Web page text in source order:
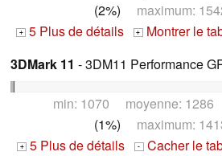
(2%) maximum:
+ 5 Plus de détails + Montrer le
3DMark 11 - 3DM11 Performance
min: 1070 moyenne:
(1%) maximum:
+ 5 Plus de détails - Cacher le